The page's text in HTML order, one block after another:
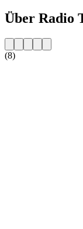
Über Radio
(8)